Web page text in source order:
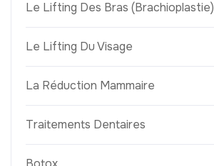
Le Lifting Des Bras (Brachioplastie)
Le Lifting Du Visage
La Réduction Mammaire
Traitements Dentaires